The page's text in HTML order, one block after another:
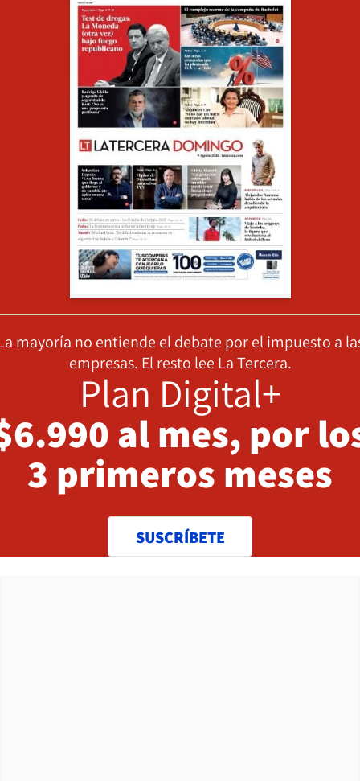
mayoría no entiende el debate por el impuesto a
empresas. El resto lee La Tercera.
Plan Digital+
al mes, por
3 primeros meses
SUSCRÍBETE